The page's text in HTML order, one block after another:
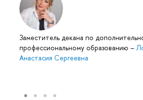
Заместитель декана по
профессиональному образованию –
Анастасия Сергеевна